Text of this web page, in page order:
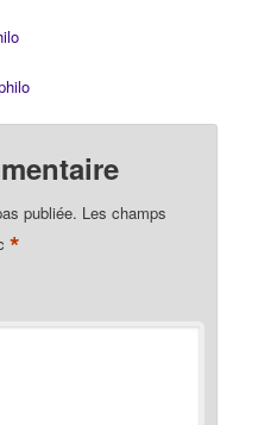
publiée. Les champs
*